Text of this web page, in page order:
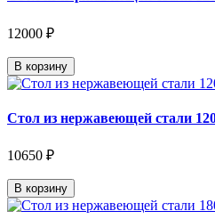
12000 ₽
В корзину
Стол из нержавеющей стали
10650 ₽
В корзину